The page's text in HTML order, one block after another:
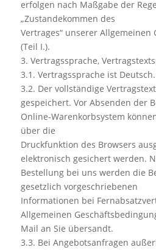
erfolgen nach Maßgabe der
„Zustandekommen des
Vertrages“ unserer Allgemeinen
(Teil I.).
3. Vertragssprache,
3.1. Vertragssprache ist Deutsch.
3.2. Der vollständige
gespeichert. Vor Absenden der
Online-Warenkorbsystem
über die
Druckfunktion des Browsers
elektronisch gesichert werden.
Bestellung bei uns werden die
gesetzlich vorgeschriebenen
Informationen bei
Allgemeinen
Mail an Sie übersandt.
3.3. Bei Angebotsanfragen